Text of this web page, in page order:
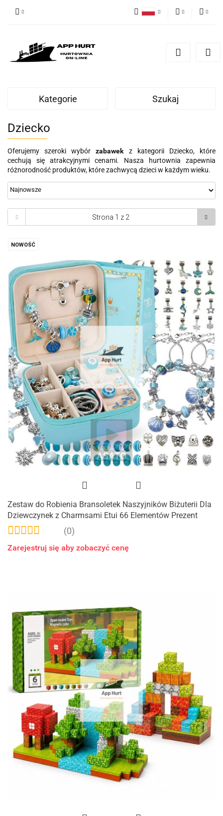
Kategorie Szukaj
Dziecko
Oferujemy szeroki wybórzabawek z kategorii Dziecko, które
cechują się atrakcyjnymi cenami. Nasza hurtownia zapewnia
różnorodność produktów, które zachwycą dzieci w każdym wieku.
NOWOŚĆ
Zestaw do Robienia Bransoletek Naszyjników Biżuterii Dla
Dziewczynek z Charmsami Etui 66 Elementów Prezent
(0)
Zarejestruj się aby zobaczyć cenę